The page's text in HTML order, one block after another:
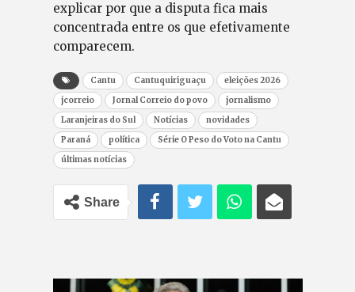
explicar por que a disputa fica mais
concentrada entre os que efetivamente
comparecem.
Cantu Cantuquiriguaçu
eleições 2026
jcorreio
Jornal Correio do povo
jornalismo
Laranjeiras do Sul
Notícias
novidades
Paraná
política
Série O Peso do Voto na Cantu
últimas notícias
Share